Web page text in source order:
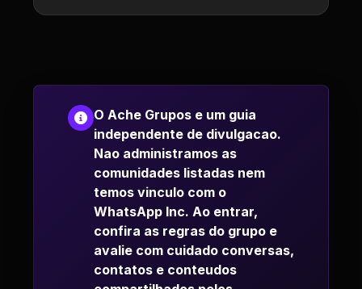
O Ache Grupos e um guia
independente de divulgacao.
Nao administramos as
comunidades listadas nem
temos vinculo com o
WhatsApp Inc. Ao entrar,
confira as regras do grupo e
avalie com cuidado conversas,
contatos e conteudos